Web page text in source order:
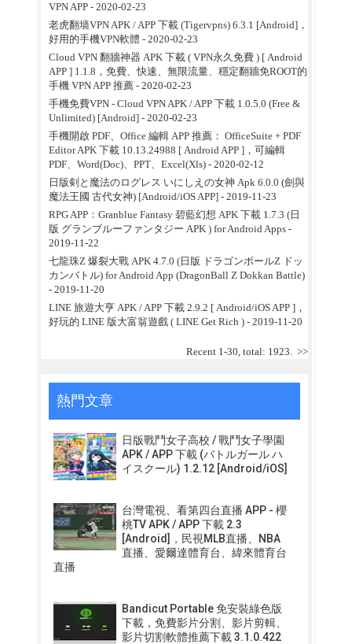
VPN APP- 2020-02-23
老虎翻墙VPN APK / APP 下載 (Tigervpns) 6.3.1 [Android]，
好用的手機VPN軟體 - 2020-02-23
Cloud VPN 翻牆神器 APK 下載 ( VPN永久免費 ) [ Android
APP ] 1.1.8，免費、快速、無限流量、穩定翻牆免ROOT的
手機 VPN APP 推薦- 2020-02-23
手機免費VPN - Cloud VPN APK / APP 下載 1.0.5.0 (Free &
Unlimited) [Android]- 2020-02-23
手機開啟 PDF、Office 編輯 APP 推薦： OfficeSuite + PDF
Editor APK 下載 10.13.24988 [ Android APP ]，可編輯
PDF、Word(Doc)、PPT、Excel(Xls)- 2020-02-12
日版剣と魔法のログレス いにしえの女神 Apk 6.0.0 (劍與
魔法王國 古代女神) [Android/iOS APP]- 2019-11-23
RPG APP：Granblue Fantasy 碧藍幻想 APK 下載 1.7.3 (日
版 グランブルーファンタジー APK ) for Android Apps -
2019-11-22
七龍珠Z 爆裂大戰 APK 4.7.0 (日版 ドラゴンボールZ ドッ
カンバトル) for Android App (DragonBall Z Dokkan Battle)
- 2019-11-20
LINE 旅遊大亨 APK / APP 下載 2.9.2 [ Android/iOS APP ]，
好玩的 LINE 版大富翁遊戲 ( LINE Get Rich )- 2019-11-20
Recent 1-30, total: 1923. >>
熱門文章
日版戰鬥女子高校 / 戰鬥女子學園
APK / APP 下載 (バトルガール ハ
イスクール) 1.2.12 [Android/iOS]
台灣電視、看第四台直播 APP - 櫻
桃TV APK / APP 下載 2.3
[Android]，民視MLB直播、NBA
直播、愛爾達體育台、緯來體育台
直播
Bandicut Portable 免安裝綠色版
下載，免費影片分割、影片剪輯、
影片切割軟體推薦下載 3.1.0.422